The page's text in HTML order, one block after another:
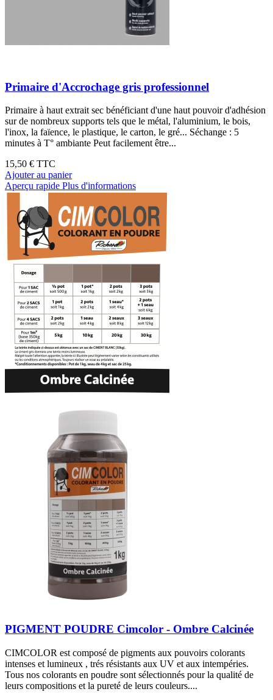
Primaire d'Accrochage gris professionnel
Primaire à haut extrait sec bénéficiant d'une haut pouvoir d'adhésion
sur de nombreux supports tels que le métal, l'aluminium, le bois,
l'inox, la faïence, le plastique, le carton, le gré... Séchange : 5
minutes à T° ambiante Peut facilement être...
15,50 € TTC
Ajouter au panier
Aperçu rapide Plus d'informations
PIGMENT POUDRE Cimcolor - Ombre Calcinée
CIMCOLOR est composé de pigments aux pouvoirs colorants
intenses et lumineux , trés résistants aux UV et aux intempéries.
Tous nos colorants en poudre sont sélectionnés pour la qualité de
leurs compositions et la pureté de leurs couleurs....